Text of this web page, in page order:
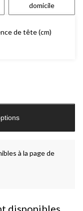
domicile
de tête (cm)
à la page de
disponibles